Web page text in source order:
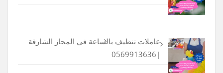
عاملات تنظيف بالساعة في المجاز الشارقة
|0569913636